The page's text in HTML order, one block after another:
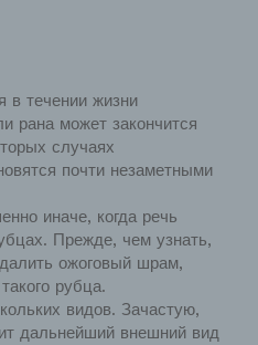
течении жизни
рана может закончится
случаях
почти незаметными
иначе, когда речь
Прежде, чем узнать,
ожоговый шрам,
рубца.
видов. Зачастую,
дальнейший внешний вид